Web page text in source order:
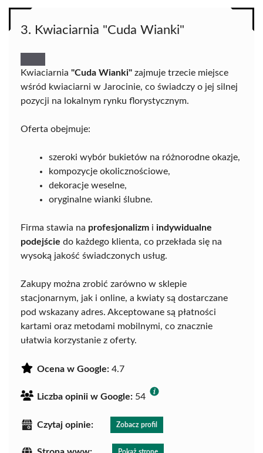
3. Kwiaciarnia "Cuda Wianki"
Kwiaciarnia "Cuda Wianki" zajmuje trzecie miejsce
wśród kwiaciarni w Jarocinie, co świadczy o jej silnej
pozycji na lokalnym rynku florystycznym.
Oferta obejmuje:
szeroki wybór bukietów na różnorodne okazje,
kompozycje okolicznościowe,
dekoracje weselne,
oryginalne wianki ślubne.
Firma stawia na profesjonalizm i indywidualne
podejście do każdego klienta, co przekłada się na
wysoką jakość świadczonych usług.
Zakupy można zrobić zarówno w sklepie
stacjonarnym, jak i online, a kwiaty są dostarczane
pod wskazany adres. Akceptowane są płatności
kartami oraz metodami mobilnymi, co znacznie
ułatwia korzystanie z oferty.
Ocena w Google: 4.7
Liczba opinii w Google: 54
Czytaj opinie: Zobacz profil